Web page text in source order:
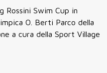
Rossini Swim Cup in
O. Berti Parco della
a cura della Sport Village